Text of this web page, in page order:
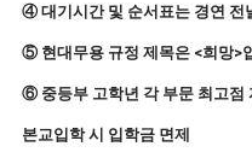
④ 대기시간 및 순서표는 경연 전
⑤ 현대무용 규정 제목은 <희망>
⑥ 중등부 고학년 각 부문 최고점
본교입학 시 입학금 면제